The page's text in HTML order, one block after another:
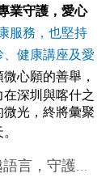
業守護，愛心
服務，也堅持
健康講座及愛
心願的善舉，
深圳與喀什之
光，終將彙聚
。
薩克斯坦領事館到訪維港口腔，體驗國際化專業服務